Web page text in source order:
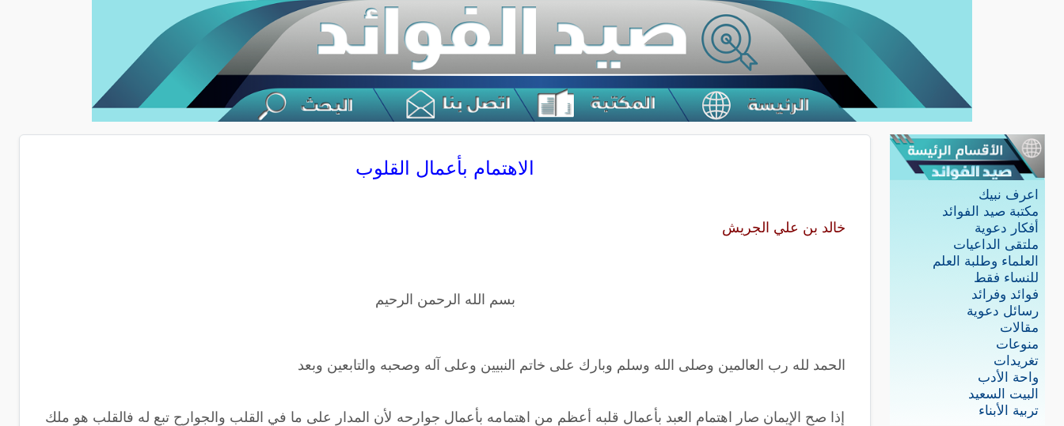
اعرف نبيك
مكتبة صيد الفوائد
أفكار دعوية
ملتقى الداعيات
العلماء وطلبة العلم
للنساء فقط
فوائد وفرائد
رسائل دعوية
مقالات
منوعات
تغريدات
واحة الأدب
البيت السعيد
تربية الأبناء
الاهتمام بأعمال القلوب
خالد بن علي الجريش
بسم الله الرحمن الرحيم
الحمد لله رب العالمين وصلى الله وسلم وبارك على خاتم النبيين وعلى آله وصحبه والتابعين وبعد
إذا صح الإيمان صار اهتمام العبد بأعمال قلبه أعظم من اهتمامه بأعمال جوارحه لأن المدار على ما في القلب والجوارح تبع له فالقلب هو ملك